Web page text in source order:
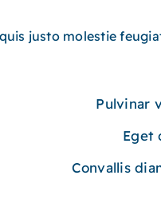
justo molestie
Pulvinar
Eget
Convallis